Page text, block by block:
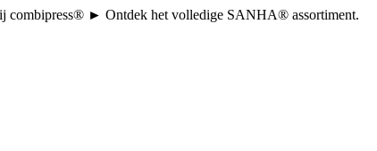
combipress® ► Ontdek het volledige SANHA® assortiment.